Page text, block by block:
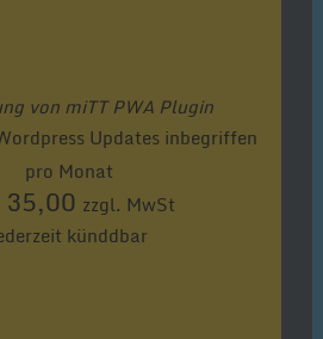
von miTT PWA Plugin
Updates inbegriffen
pro Monat
35,00 zzgl. MwSt
künddbar